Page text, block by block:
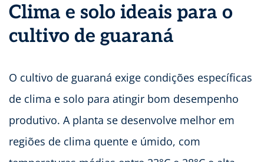
Clima e solo ideais para o
cultivo de guaraná
O cultivo de guaraná exige condições específicas
de clima e solo para atingir bom desempenho
produtivo. A planta se desenvolve melhor em
regiões de clima quente e úmido, com